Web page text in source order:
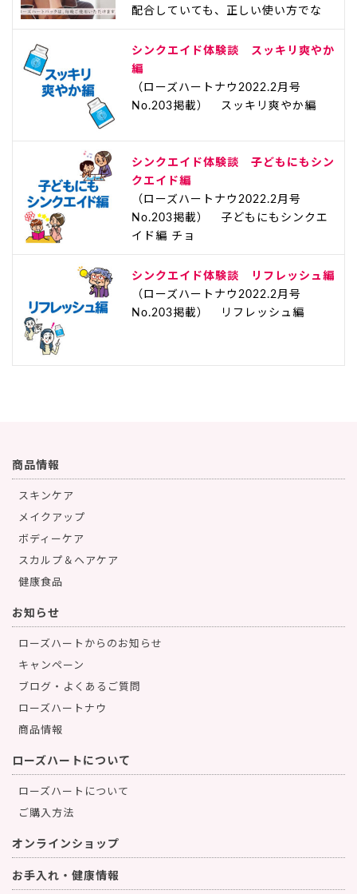
配合していても、正しい使い方でな
シンクエイド体験談 スッキリ爽やか
編
（ローズハートナウ2022.2月号
No.203掲載） スッキリ爽やか編
シンクエイド体験談 子どもにもシン
クエイド編
（ローズハートナウ2022.2月号
No.203掲載） 子どもにもシンクエ
イド編 チョ
シンクエイド体験談 リフレッシュ編
（ローズハートナウ2022.2月号
No.203掲載） リフレッシュ編
商品情報
スキンケア
メイクアップ
ボディーケア
スカルプ＆ヘアケア
健康食品
お知らせ
ローズハートからのお知らせ
キャンペーン
ブログ・よくあるご質問
ローズハートナウ
商品情報
ローズハートについて
ローズハートについて
ご購入方法
オンラインショップ
お手入れ・健康情報